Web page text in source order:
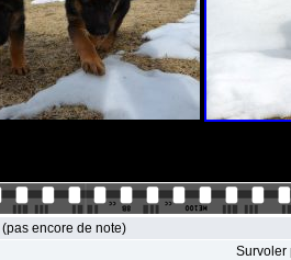
(pas encore de note)
Survoler